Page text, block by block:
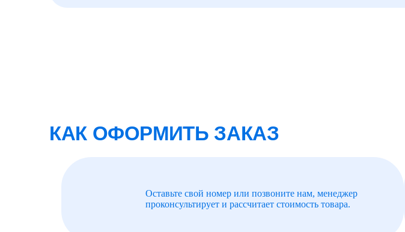
КАК ОФОРМИТЬ ЗАКАЗ
Оставьте свой номер или позвоните нам, менеджер
проконсультирует и рассчитает стоимость товара.